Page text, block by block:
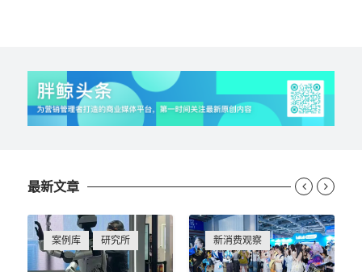
最新文章
案例库 研究所 新消费观察
 